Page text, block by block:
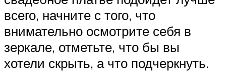
всего, начните с того, что
внимательно осмотрите себя в
зеркале, отметьте, что бы вы
хотели скрыть, а что подчеркнуть.